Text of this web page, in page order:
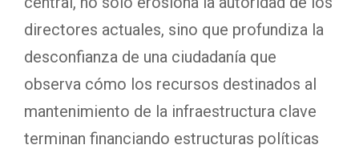
directores actuales, sino que profundiza la
desconfianza de una ciudadanía que
observa cómo los recursos destinados al
mantenimiento de la infraestructura clave
terminan financiando estructuras políticas